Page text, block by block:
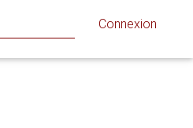
Connexion